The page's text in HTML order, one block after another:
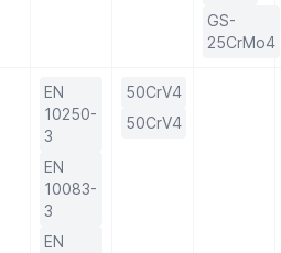
GS-
25CrMo4
EN
10250-
3
EN
10083-
3
EN
50CrV4
50CrV4